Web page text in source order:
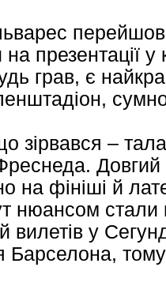
презентації
грав, є
зірвався –
на фініші й
нюансом стали
вилетів у
Барселона,